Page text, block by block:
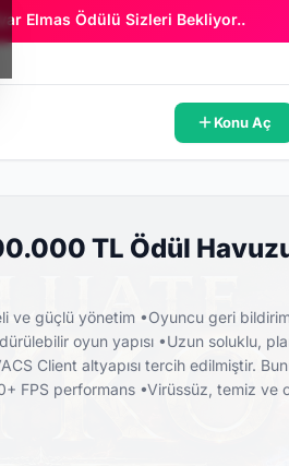
Elmas Ödülü Sizleri Bekliyor..
Konu Aç
TL Ödül
ve güçlü yönetim •Oyuncu geri
oyun yapısı •Uzun soluklu,
Client altyapısı tercih edilmiştir.
FPS performans •Virüssüz, temiz ve